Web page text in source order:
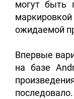
могут быть
ожидаемой
Впервые
на базе
последовало.